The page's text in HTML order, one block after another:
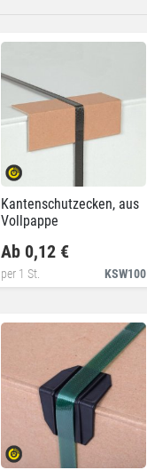
Kantenschutzecken, aus
Vollpappe
KSW100
Ab 0,12 €
per 1 St.